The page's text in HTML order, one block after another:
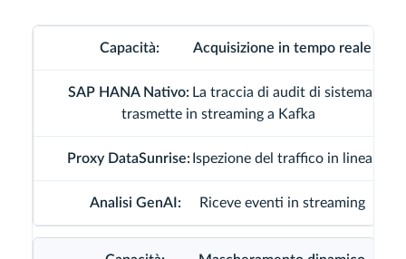
Acquisizione in tempo reale
La traccia di audit di sistema
trasmette in streaming a Kafka
Ispezione del traffico in linea
Riceve eventi in streaming